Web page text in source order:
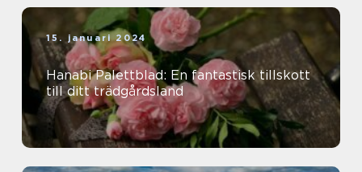
15. januari 2024
Hanabi Palettblad: En fantastisk tillskott
till ditt trädgårdsland